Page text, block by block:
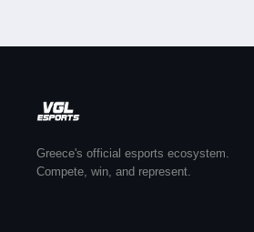
Greece's official esports ecosystem.
Compete, win, and represent.